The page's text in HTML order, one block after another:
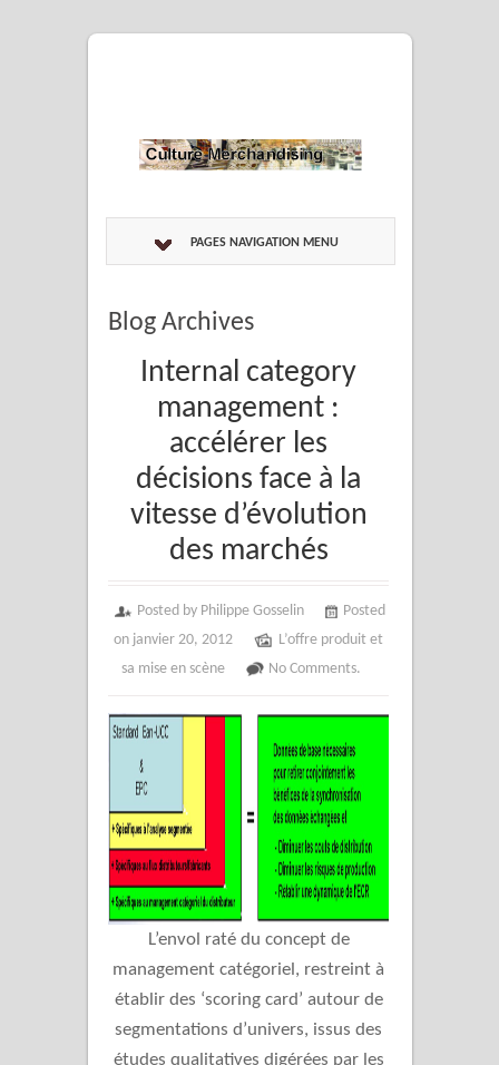
PAGES NAVIGATION MENU
Blog Archives
Internal category
management :
accélérer les
décisions face à la
vitesse d’évolution
des marchés
Posted by Philippe Gosselin
Posted
on janvier 20, 2012
L’offre produit et
sa mise en scène
No Comments.
L’envol raté du concept de
management catégoriel, restreint à
établir des ‘scoring card’ autour de
segmentations d’univers, issus des
études qualitatives digérées par les